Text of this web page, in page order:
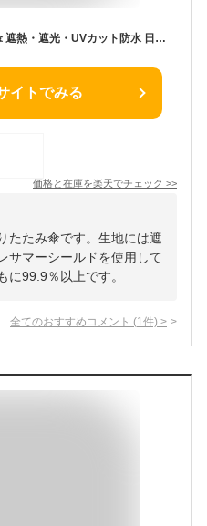
東レ サマーシールド折りたたみ傘 遮熱・遮光・UVカット防水 日傘/雨傘兼用 DUNLOP シルバーグレー ベージュ
イトでみる
価格と在庫を楽天でチェック >>
たたみ傘です。生地には遮
サマーシールドを使用して
に99.9％以上です。
全てのおすすめコメント (1 件) >